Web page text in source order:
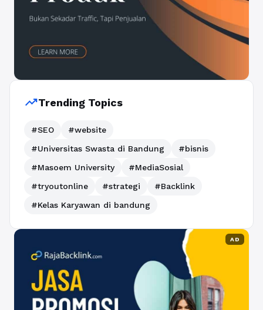
trending_upTrending Topics
#SEO
#website
#Universitas Swasta di Bandung
#bisnis
#Masoem University
#MediaSosial
#tryoutonline
#strategi
#Backlink
#Kelas Karyawan di bandung
AD